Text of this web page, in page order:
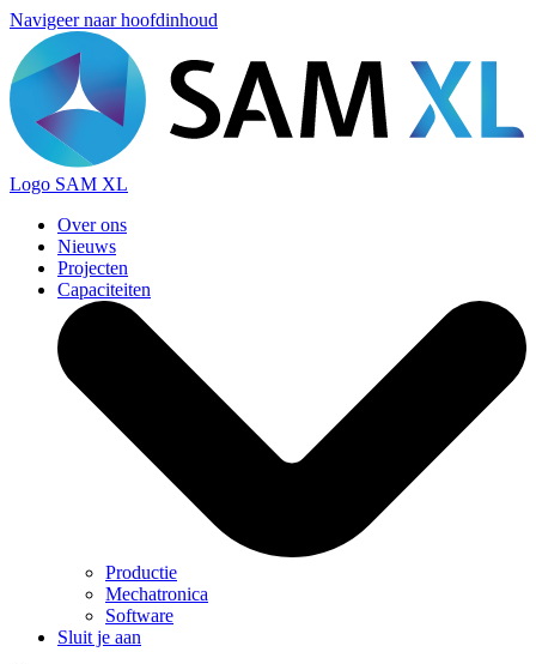
Navigeer naar hoofdinhoud
Logo SAM XL
Over ons
Nieuws
Projecten
Capaciteiten
Productie
Mechatronica
Software
Sluit je aan